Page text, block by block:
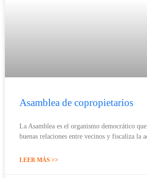
Asamblea de copropietarios
La Asamblea es el organismo democrático
buenas relaciones entre vecinos y fiscaliza la
LEER MÁS >>